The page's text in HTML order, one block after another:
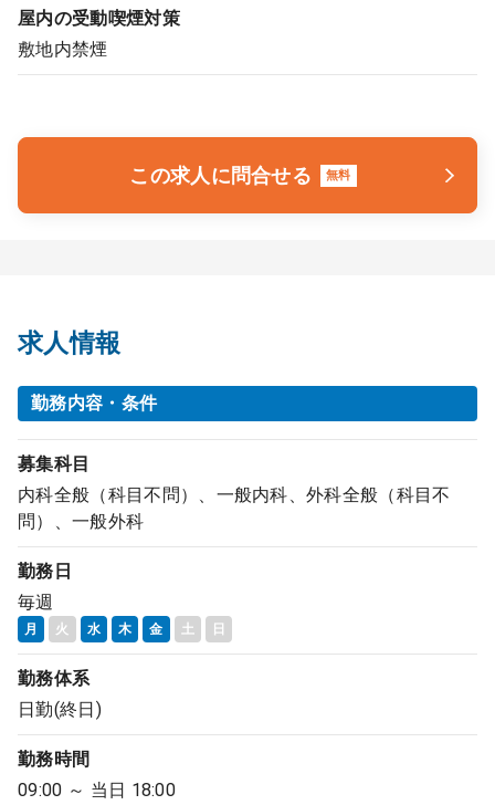
屋内の受動喫煙対策
敷地内禁煙
この求人に問合せる 無料
求人情報
勤務内容・条件
募集科目
内科全般（科目不問）、一般内科、外科全般（科目不
問）、一般外科
勤務日
毎週
月 火 水 木 金 土 日
勤務体系
日勤(終日)
勤務時間
09:00 ～ 当日 18:00